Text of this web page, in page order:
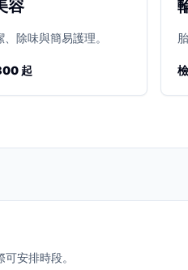
容
、除味與簡易護理。
起
安排時段。